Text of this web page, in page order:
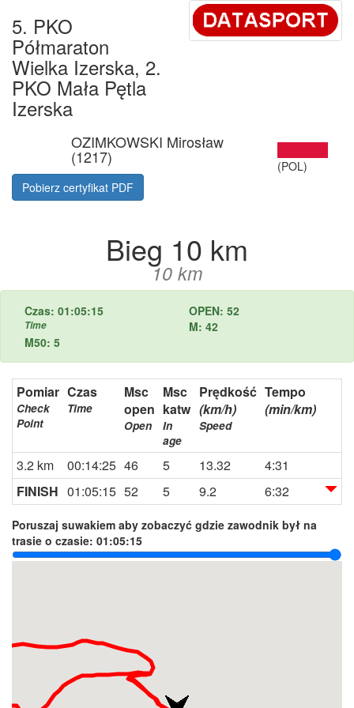
5. PKO
Półmaraton
Wielka Izerska, 2.
PKO Mała Pętla
Izerska
OZIMKOWSKI Mirosław
(1217)
(POL)
Pobierz certyfikat PDF
Bieg 10 km
10 km
Czas: 01:05:15
Time
OPEN: 52
M: 42
M50: 5
Pomiar
Check
Point
Czas
Time
Msc
open
Open
Msc
katw
In
age
Prędkość
(km/h)
Speed
Tempo
(min/km)
3.2 km 00:14:25 46 5 13.32
4:31
FINISH 01:05:15 52 5 9.2 6:32
Poruszaj suwakiem aby zobaczyć gdzie zawodnik był na
trasie o czasie: 01:05:15